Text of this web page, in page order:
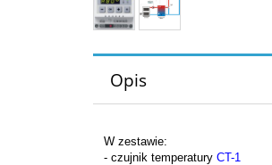
Opis
W zestawie:
- czujnik temperatury CT-1